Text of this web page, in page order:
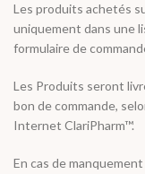
Les produits achetés
uniquement dans une
formulaire de
Les Produits seront
bon de commande,
Internet ClariPharm™.
En cas de